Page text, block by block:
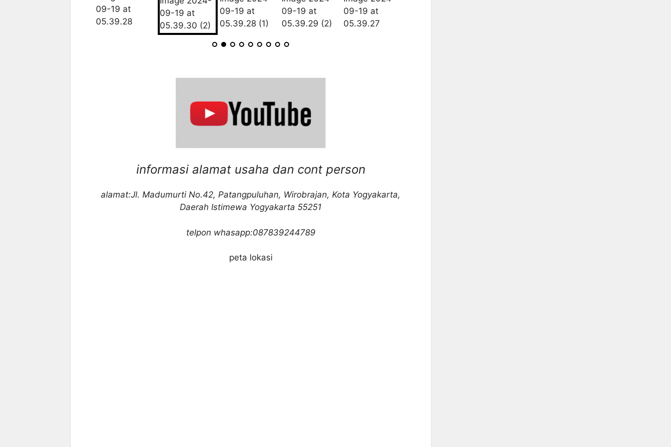
informasi alamat usaha dan cont person
alamat:Jl. Madumurti No.42, Patangpuluhan, Wirobrajan, Kota Yogyakarta,
Daerah Istimewa Yogyakarta 55251
telpon whasapp:087839244789
peta lokasi